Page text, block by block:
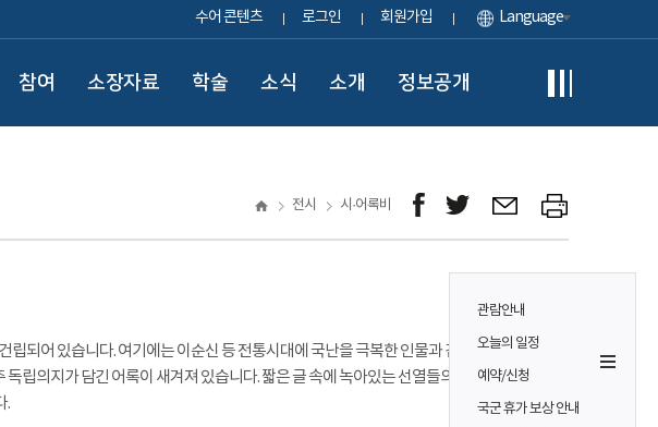
수어 콘텐츠 로그인 회원가입 Language
참여 소장자료 학술 소식 소개 정보공개
관람안내
오늘의 일정
예약/신청
국군 휴가 보상 안내
전시 시·어록비
되어 있습니다. 여기에는 이순신 등 전통시대에 국난을 극복한 인물과 김구 등 일제
립의지가 담긴 어록이 새겨져 있습니다. 짧은 글 속에 녹아있는 선열들의 숭고한 희생과
.